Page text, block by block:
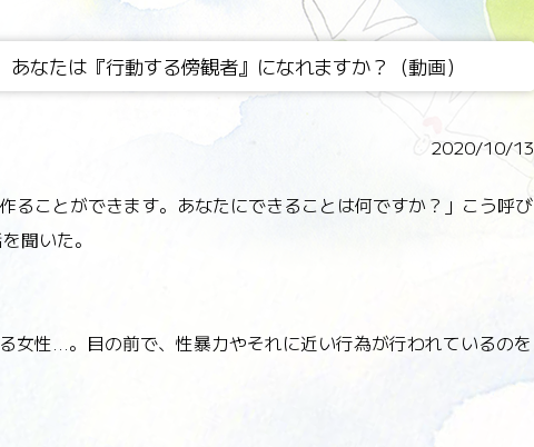
なたは『行動する傍観者』になれますか？（動画）
2020/10/13
ることができます。あなたにできることは何ですか？」こう呼び
聞いた。
女性…。目の前で、性暴力やそれに近い行為が行われているのを